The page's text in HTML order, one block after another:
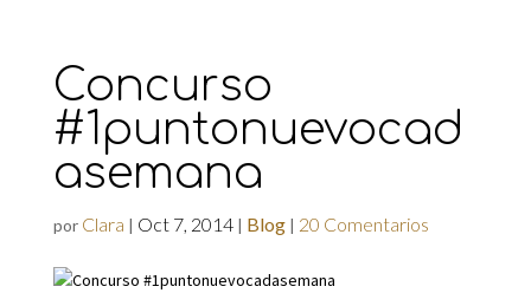
Concurso
#1puntonuevocad
asemana
por Clara | Oct 7, 2014| Blog| 20 Comentarios